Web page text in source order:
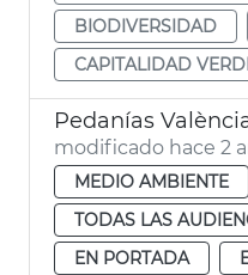
BIODIVERSIDAD
CAPITALIDAD
modificado hace 2
MEDIO AMBIENTE
TODAS LAS
EN PORTADA